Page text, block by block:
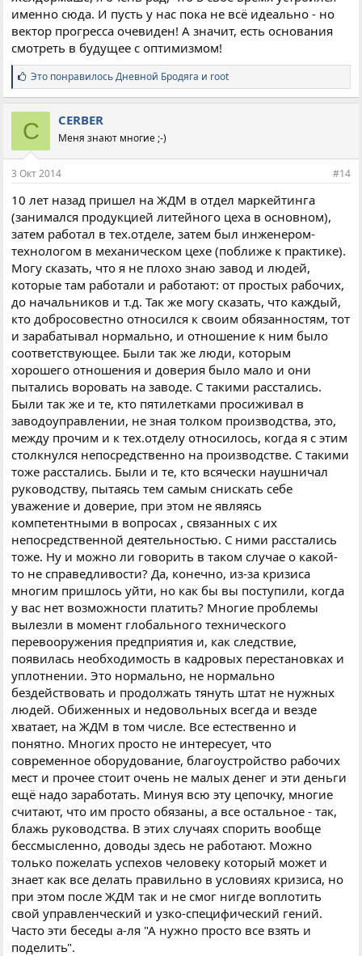
именно сюда. И пусть у нас пока не всё идеально - но
вектор прогресса очевиден! А значит, есть основания
смотреть в будущее с оптимизмом!
С
и
м
п
а
т
и
:
Это понравилосьДневной Бродяга и root
C CERBER
Меня знают многие ;-)
3 Окт 2014 #14
10 лет назад пришел на ЖДМ в отдел маркейтинга
(занимался продукцией литейного цеха в основном),
затем работал в тех.отделе, затем был инженером-
технологом в механическом цехе (поближе к практике).
Могу сказать, что я не плохо знаю завод и людей,
которые там работали и работают: от простых рабочих,
до начальников и т.д. Так же могу сказать, что каждый,
кто добросовестно относился к своим обязанностям, тот
и зарабатывал нормально, и отношение к ним было
соответствующее. Были так же люди, которым
хорошего отношения и доверия было мало и они
пытались воровать на заводе. С такими расстались.
Были так же и те, кто пятилетками просиживал в
заводоуправлении, не зная толком производства, это,
между прочим и к тех.отделу относилось, когда я с этим
столкнулся непосредственно на производстве. С такими
тоже расстались. Были и те, кто всячески наушничал
руководству, пытаясь тем самым снискать себе
уважение и доверие, при этом не являясь
компетентными в вопросах , связанных с их
непосредственной деятельностью. С ними расстались
тоже. Ну и можно ли говорить в таком случае о какой-
то не справедливости? Да, конечно, из-за кризиса
многим пришлось уйти, но как бы вы поступили, когда
у вас нет возможности платить? Многие проблемы
вылезли в момент глобального технического
перевооружения предприятия и, как следствие,
появилась необходимость в кадровых перестановках и
уплотнении. Это нормально, не нормально
бездействовать и продолжать тянуть штат не нужных
людей. Обиженных и недовольных всегда и везде
хватает, на ЖДМ в том числе. Все естественно и
понятно. Многих просто не интересует, что
современное оборудование, благоустройство рабочих
мест и прочее стоит очень не малых денег и эти деньги
ещё надо заработать. Минуя всю эту цепочку, многие
считают, что им просто обязаны, а все остальное - так,
блажь руководства. В этих случаях спорить вообще
бессмысленно, доводы здесь не работают. Можно
только пожелать успехов человеку который может и
знает как все делать правильно в условиях кризиса, но
при этом после ЖДМ так и не смог нигде воплотить
свой управленческий и узко-специфический гений.
Часто эти беседы а-ля "А нужно просто все взять и
поделить".